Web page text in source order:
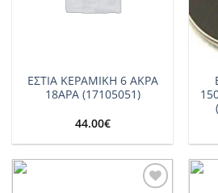
ΕΣΤΙΑ ΚΕΡΑΜΙΚΗ 6 ΑΚΡΑ
18ΑΡΑ (17105051)
44.00€